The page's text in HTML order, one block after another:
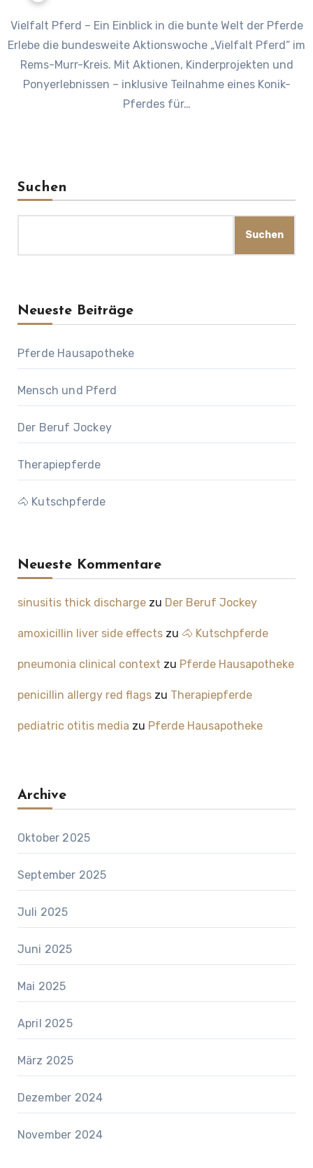
Vielfalt Pferd – Ein Einblick in die bunte Welt der Pferde
Erlebe die bundesweite Aktionswoche „Vielfalt Pferd“ im
Rems-Murr-Kreis. Mit Aktionen, Kinderprojekten und
Ponyerlebnissen – inklusive Teilnahme eines Konik-
Pferdes für…
Suchen
Suchen
Neueste Beiträge
Pferde Hausapotheke
Mensch und Pferd
Der Beruf Jockey
Therapiepferde
🐴 Kutschpferde
Neueste Kommentare
sinusitis thick dischargezu Der Beruf Jockey
amoxicillin liver side effectszu 🐴 Kutschpferde
pneumonia clinical context zu Pferde Hausapotheke
penicillin allergy red flagszu Therapiepferde
pediatric otitis media zu Pferde Hausapotheke
Archive
Oktober 2025
September 2025
Juli 2025
Juni 2025
Mai 2025
April 2025
März 2025
Dezember 2024
November 2024